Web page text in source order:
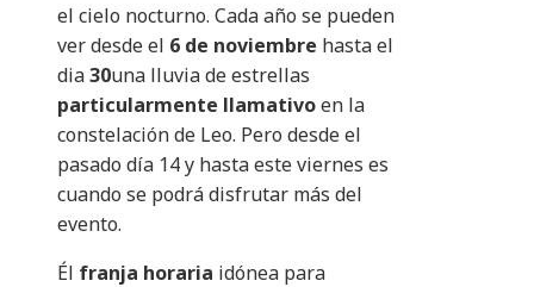
el cielo nocturno. Cada año se pueden
ver desde el 6 de noviembre hasta el
dia30una lluvia de estrellas
particularmente llamativoen la
constelación de Leo. Pero desde el
pasado día 14 y hasta este viernes es
cuando se podrá disfrutar más del
evento.
Él franja horaria idónea para